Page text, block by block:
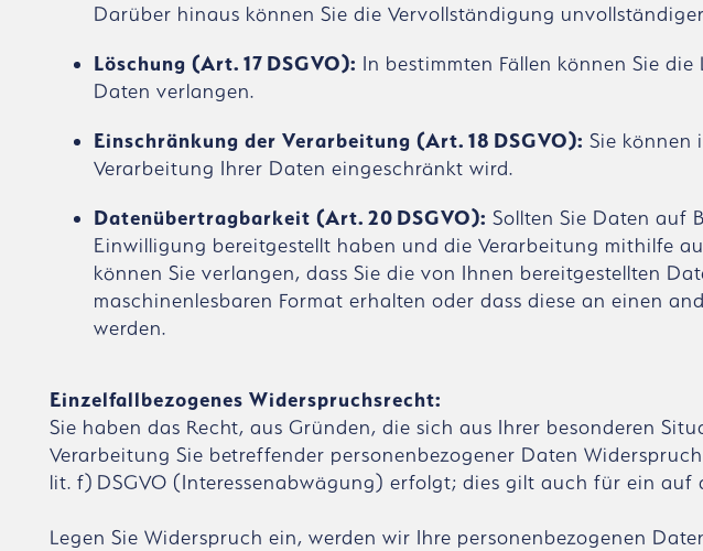
Darüber hinaus können Sie die Vervollständigung
Löschung (Art. 17 DSGVO): In bestimmten Fällen können Sie
Daten verlangen.
Einschränkung der Verarbeitung (Art. 18 DSGVO):Sie können
Verarbeitung Ihrer Daten eingeschränkt wird.
Datenübertragbarkeit (Art. 20 DSGVO): Sollten Sie Daten auf
Einwilligung bereitgestellt haben und die Verarbeitung mithilfe
können Sie verlangen, dass Sie die von Ihnen bereitgestellten
maschinenlesbaren Format erhalten oder dass diese an einen
werden.
Einzelfallbezogenes Widerspruchsrecht:
Sie haben das Recht, aus Gründen, die sich aus Ihrer besonderen
Verarbeitung Sie betreffender personenbezogener Daten
lit. f) DSGVO (Interessenabwägung) erfolgt; dies gilt auch für ein auf
Legen Sie Widerspruch ein, werden wir Ihre personenbezogenen